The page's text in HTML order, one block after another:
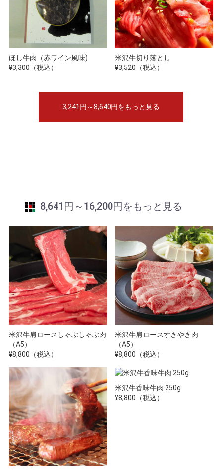
ほし牛肉（赤ワイン風味)
¥3,300（税込）
米沢牛切り落とし
¥3,520（税込）
3,241円～8,640円をもっと見る
8,641円～16,200円をもっと見る
米沢牛肩ロースしゃぶしゃぶ肉
（A5）
¥8,800（税込）
米沢牛肩ロースすきやき肉
（A5）
¥8,800（税込）
米沢牛香味牛肉 250g
¥8,800（税込）